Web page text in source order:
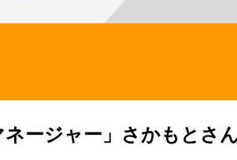
ージャー」さかもとさ